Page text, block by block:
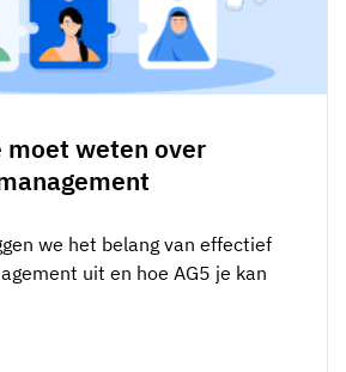
moet weten over
we het belang van effectief
uit en hoe AG5 je kan